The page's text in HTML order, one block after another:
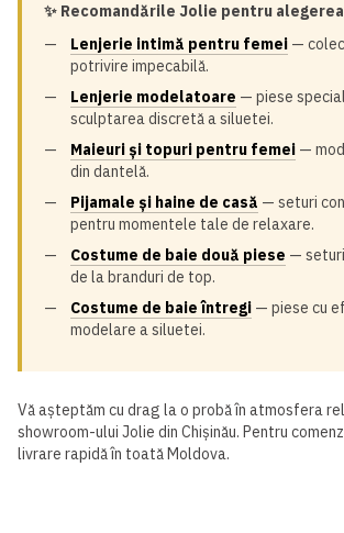
✨ Recomandările Jolie pentru
Lenjerie intimă pentru femei —
potrivire impecabilă.
Lenjerie modelatoare — piese
sculptarea discretă a siluetei.
Maieuri și topuri pentru femei —
din dantelă.
Pijamale și haine de casă — seturi
pentru momentele tale de relaxare.
Costume de baie două piese —
de la branduri de top.
Costume de baie întregi — piese cu
modelare a siluetei.
Vă așteptăm cu drag la o probă în atmosfera
showroom-ului Jolie din Chișinău. Pentru
livrare rapidă în toată Moldova.